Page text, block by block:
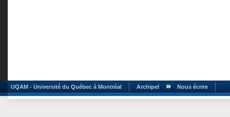
UQAM - Université du Québec à Montréal Archipel Nous écrire